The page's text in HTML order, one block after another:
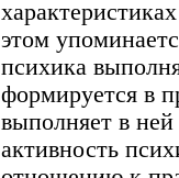
этом
психика
формируется в
выполняет в
активность